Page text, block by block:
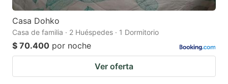
Casa Dohko
Casa de familia · 2 Huéspedes · 1 Dormitorio
$ 70.400 por noche
Ver oferta